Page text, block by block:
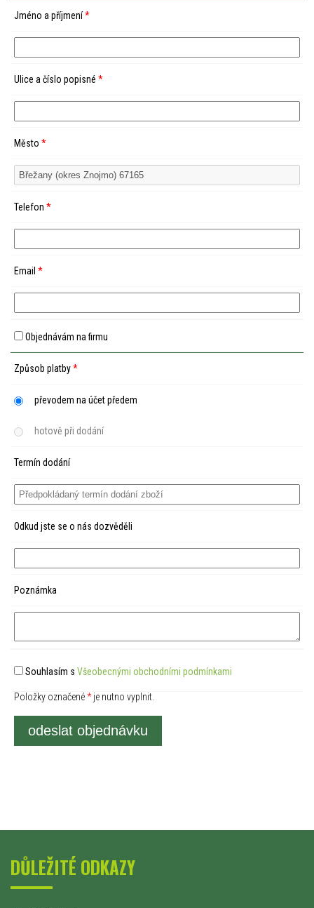
Jméno a příjmení*
Ulice a číslo popisné *
Město *
Telefon *
Email *
Objednávám na firmu
Způsob platby*
převodem na účet předem
hotově při dodání
Termín dodání
Odkud jste se o nás dozvěděli
Poznámka
Souhlasím s Všeobecnými obchodními podmínkami
Položky označené*je nutno vyplnit.
odeslat objednávku
DŮLEŽITÉ ODKAZY